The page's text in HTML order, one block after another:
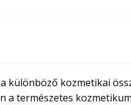
különböző kozmetikai
a természetes